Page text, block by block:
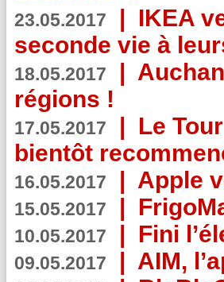
23.05.2017 | IKEA
seconde vie à
18.05.2017 |
régions !
17.05.2017 | Le
bientôt
16.05.2017 | Apple
15.05.2017 |
10.05.2017 | Fini
09.05.2017 | AIM,